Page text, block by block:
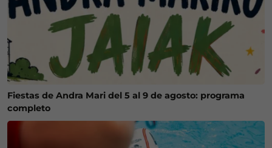
Fiestas de Andra Mari del 5 al 9 de agosto: programa
completo